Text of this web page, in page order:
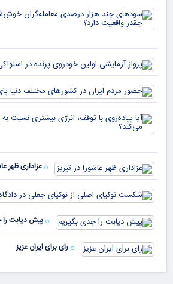
عزاداری ظهر
پیش دیابت را
رای برای ایران عزیز